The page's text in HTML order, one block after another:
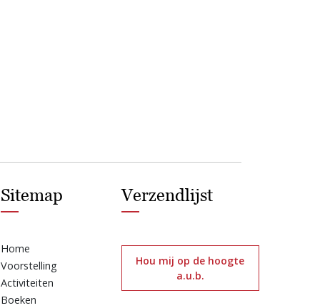
Sitemap
Home
Voorstelling
Activiteiten
Boeken
Verzendlijst
Hou mij op de hoogte
a.u.b.